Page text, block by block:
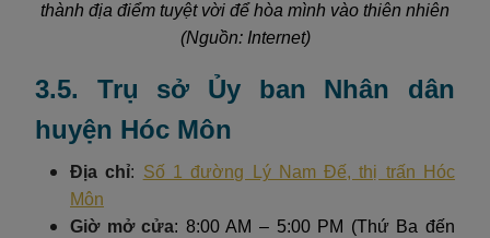
thành địa điểm tuyệt vời để hòa mình vào thiên nhiên
(Nguồn: Internet)
3.5. Trụ sở Ủy ban Nhân dân
huyện Hóc Môn
Địa chỉ: Số 1 đường Lý Nam Đế, thị trấn Hóc
Môn
Giờ mở cửa: 8:00 AM – 5:00 PM (Thứ Ba đến